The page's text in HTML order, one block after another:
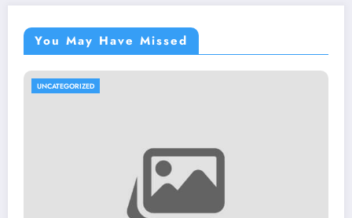
You May Have Missed
UNCATEGORIZED